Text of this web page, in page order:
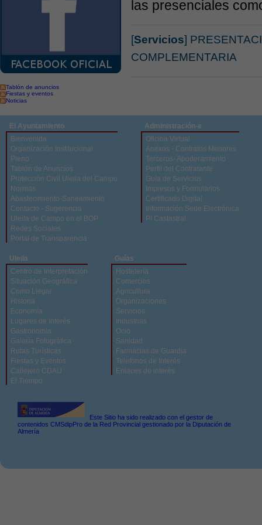
Tablón de anuncios
Fiestas y eventos
Noticias
las presenciales
[Servicios]
COMPLEMENTARIA
El Ayuntamiento
Bienvenida
Organización Institucional
Pleno
Tablón de Anuncios
Protección Civil Uleila del Campo
Normas
Abastecimiento-Saneamiento
Contacto - Sugerencia
Uleila de Campo en el BOP
Redes Sociales
Portal de Transparencia
Administración-e
Oficina Virtual
Anexos - Contratos Menores
Terceros- Apoderamiento
Perfil del Contratante
Guía de Servicios
Impresos y Formularios
Certificado Digital
Información Sede Electrónica
PI Castastral
Uleila
Centro de Interpretación
Situación Geográfica
Como Llegar
Historia
Economía
Lugares de Interés
Gastronomía
Galería Fotográfica
Rutas Turísticas
Fiestas y Eventos
Callejero CDAU
El Tiempo
Guías
Hostelería
Comercios
Agricultura
Organizaciones
Servicios
Industrias
Ocio
Sanidad
Farmacias de Guardia
Telefonos de Interés
Enlaces de interés
Este Sitio ha sido realizado con el gestor de
contenidos CMSdipPro de la Red Provincial gestionado por la Diputación de
Almería